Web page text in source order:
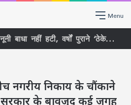
Menu
सिकासार से सिर्फ कानूनी बाधा नहीं हटी, वर्षों पुराने ‘ठेकेदारी तंत्र’ पर भी खड़ा हुआ बड़ा सवाल
नगरीय निकाय के चौंकाने
सरकार के बावजूद कई जगह